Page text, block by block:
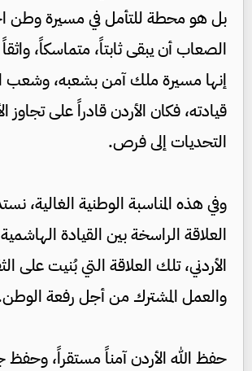
بل هو محطة للتأمل في مسيرة وطن
الصعاب أن يبقى ثابتاً، متماسكاً،
إنها مسيرة ملك آمن بشعبه،
قيادته، فكان الأردن قادراً على تجاوز
التحديات إلى فرص.
وفي هذه المناسبة الوطنية الغالية،
العلاقة الراسخة بين القيادة
الأردني، تلك العلاقة التي بُنيت على
والعمل المشترك من أجل رفعة
حفظ الله الأردن آمناً مستقراً، وحفظ